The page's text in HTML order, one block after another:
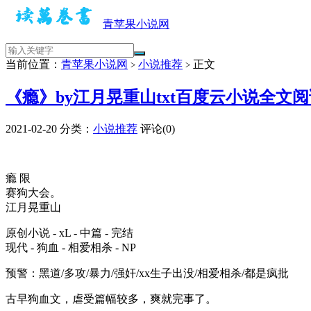
青苹果小说网
当前位置： 青苹果小说网 > 小说推荐 > 正文
《瘾》by江月晃重山txt百度云小说全文
2021-02-20 分类： 小说推荐 评论(0)
瘾 限
赛狗大会。
江月晃重山
原创小说 - xL - 中篇 - 完结
现代 - 狗血 - 相爱相杀 - NP
预警：黑道/多攻/暴力/强奸/xx生子出没/相爱相杀/都是疯批
古早狗血文，虐受篇幅较多，爽就完事了。